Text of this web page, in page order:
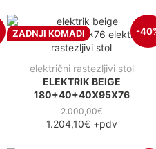
ZADNJI KOMADI -
električni rastezljivi stol
ELEKTRIK BEIGE
180+40+40X95X76
2.000,00€
1.204,10€+pdv